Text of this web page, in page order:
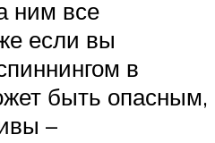
ним все
если вы
в
быть опасным,
–